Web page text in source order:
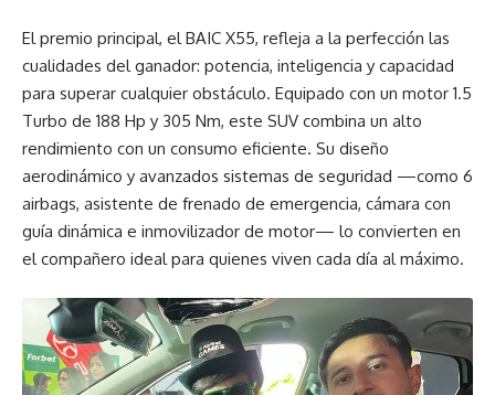
El premio principal, el BAIC X55, refleja a la perfección las
cualidades del ganador: potencia, inteligencia y capacidad
para superar cualquier obstáculo. Equipado con un motor 1.5
Turbo de 188 Hp y 305 Nm, este SUV combina un alto
rendimiento con un consumo eficiente. Su diseño
aerodinámico y avanzados sistemas de seguridad —como 6
airbags, asistente de frenado de emergencia, cámara con
guía dinámica e inmovilizador de motor— lo convierten en
el compañero ideal para quienes viven cada día al máximo.